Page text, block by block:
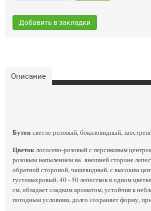
Добавить в закладки
Описание
Бутон светло-розовый, бокаловидный,
Цветоклососево-розовый с персиковым
розовым напылением на внешней стороне
обратной стороной, чашевидный, с высоким
густомахровый, 40 - 50 лепестков в одном
см, обладает сладким ароматом, устойчив к
погодным условиям, долго сохраняет форму,